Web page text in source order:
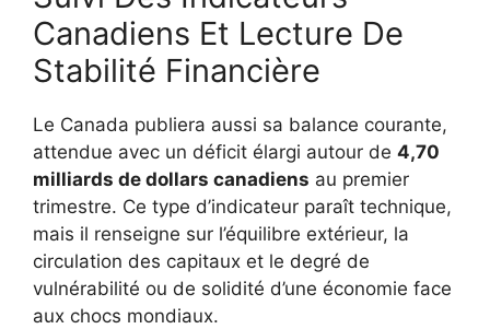
Canadiens Et Lecture De
Stabilité Financière
Le Canada publiera aussi sa balance courante,
attendue avec un déficit élargi autour de 4,70
milliards de dollars canadiens au premier
trimestre. Ce type d’indicateur paraît technique,
mais il renseigne sur l’équilibre extérieur, la
circulation des capitaux et le degré de
vulnérabilité ou de solidité d’une économie face
aux chocs mondiaux.